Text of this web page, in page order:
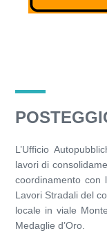
L’Ufficio
lavori di
coordinamento con
Lavori Stradali del
locale in viale
Medaglie d’Oro.